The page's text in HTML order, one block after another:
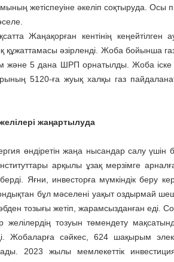
жетіспеуіне әкеліп соқтыруда. Осы
Жаңақорған кентінің кеңейтілген
құжаттамасы әзірленді. Жоба бойынша
және 5 дана ШРП орнатылды. Жоба іске
5120-ға жуық халқы газ
жаңартылуда
өндіретін жаңа нысандар салу
арқылы ұзақ мерзімге
Яғни, инвесторға мүмкіндік беру
бұл мәселені уақыт оздырмай
тозығы жетіп, жарамсызданған еді.
желілердің тозуын төмендету
Жобаларға сәйкес, 624 шақырым
2023 жылы мемлекеттік